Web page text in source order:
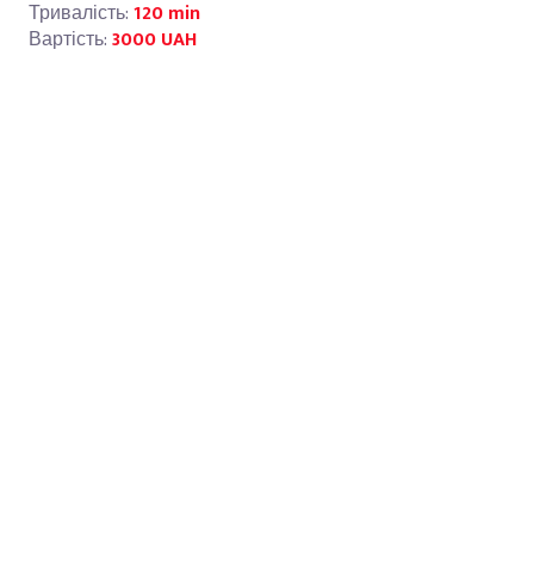
Тривалість:120 min
Вартість:3000 UAH